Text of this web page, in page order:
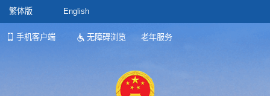
繁体版 English
手机客户端 无障碍浏览 老年服务